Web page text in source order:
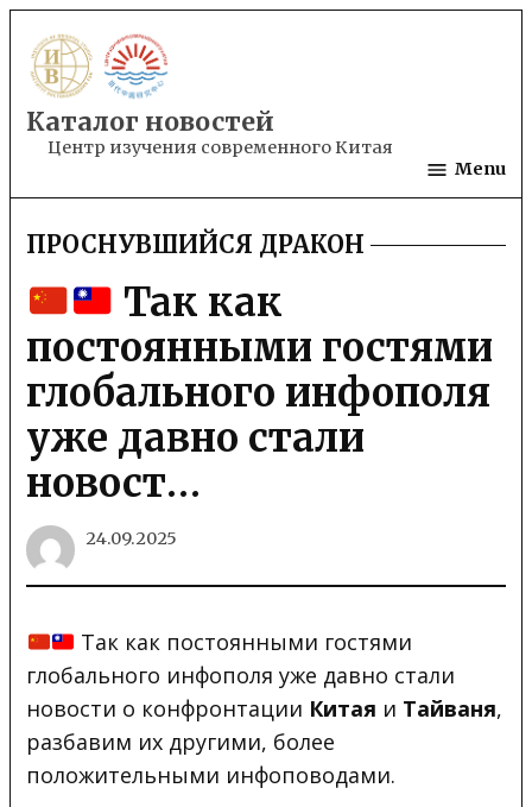
to
content
Каталог новостей
Центр изучения современного Китая
Menu
POSTED
IN
ПРОСНУВШИЙСЯ ДРАКОН
Так как
постоянными гостями
глобального инфополя
уже давно стали
новост…
24.09.2025
Так как постоянными гостями
глобального инфополя уже давно стали
новости о конфронтации Китая и Тайваня,
разбавим их другими, более
положительными инфоповодами.